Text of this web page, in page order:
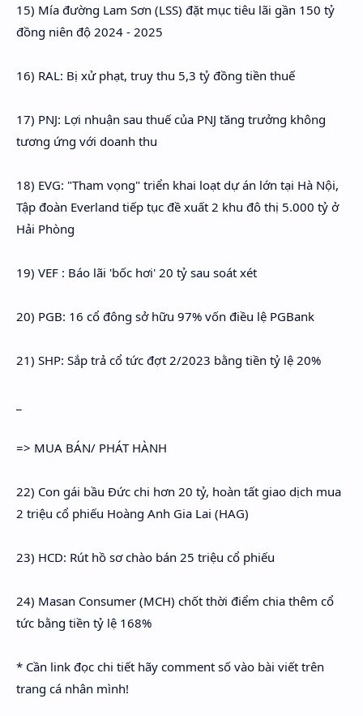
15) Mía đường Lam Sơn (LSS) đặt mục tiêu lãi gần 150 tỷ
đồng niên độ 2024 - 2025
16) RAL: Bị xử phạt, truy thu 5,3 tỷ đồng tiền thuế
17) PNJ: Lợi nhuận sau thuế của PNJ tăng trưởng không
tương ứng với doanh thu
18) EVG: "Tham vọng" triển khai loạt dự án lớn tại Hà Nội,
Tập đoàn Everland tiếp tục đề xuất 2 khu đô thị 5.000 tỷ ở
Hải Phòng
19) VEF : Báo lãi 'bốc hơi' 20 tỷ sau soát xét
20) PGB: 16 cổ đông sở hữu 97% vốn điều lệ PGBank
21) SHP: Sắp trả cổ tức đợt 2/2023 bằng tiền tỷ lệ 20%
=> MUA BÁN/ PHÁT HÀNH
22) Con gái bầu Đức chi hơn 20 tỷ, hoàn tất giao dịch mua
2 triệu cổ phiếu Hoàng Anh Gia Lai (HAG)
23) HCD: Rút hồ sơ chào bán 25 triệu cổ phiếu
24) Masan Consumer (MCH) chốt thời điểm chia thêm cổ
tức bằng tiền tỷ lệ 168%
* Cần link đọc chi tiết hãy comment số vào bài viết trên
trang cá nhân mình!